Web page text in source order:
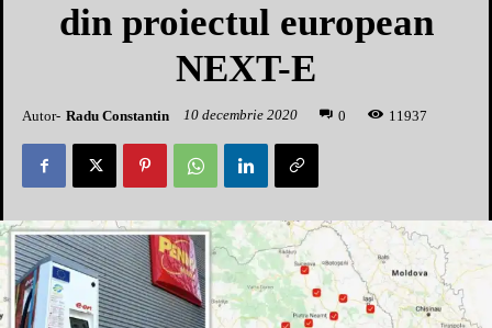
din proiectul european
NEXT-E
Autor- Radu Constantin 10 decembrie 2020 0 1 1937